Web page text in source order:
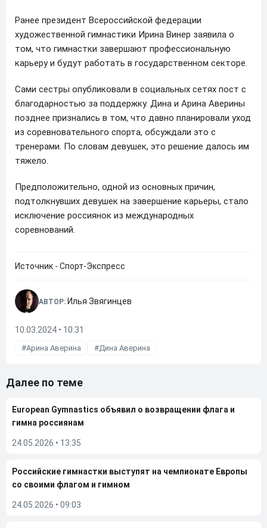
Ранее президент Всероссийской федерации
художественной гимнастики Ирина Винер заявила о
том, что гимнастки завершают профессиональную
карьеру и будут работать в государственном секторе.
Сами сестры опубликовали в социальных сетях пост с
благодарностью за поддержку. Дина и Арина Аверины
позднее признались в том, что давно планировали уход
из соревновательного спорта, обсуждали это с
тренерами. По словам девушек, это решение далось им
тяжело.
Предположительно, одной из основных причин,
подтолкнувших девушек на завершение карьеры, стало
исключение россиянок из международных
соревнований.
Источник - Спорт-Экспресс
АВТОР: Илья Звягинцев
10.03.2024 • 10:31
Арина Аверина Дина Аверина
Далее по теме
European Gymnastics объявил о возвращении флага и
гимна россиянам
24.05.2026 • 13:35
Российские гимнастки выступят на чемпионате Европы
со своими флагом и гимном
24.05.2026 • 09:03